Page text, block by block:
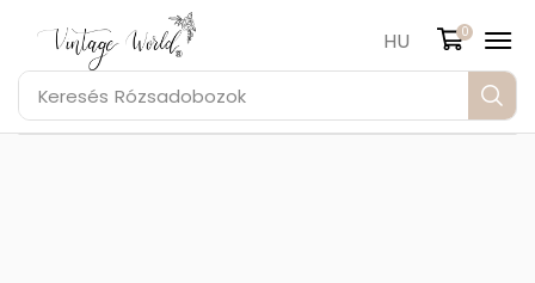
Keresés Rózsadobozok
HU 0